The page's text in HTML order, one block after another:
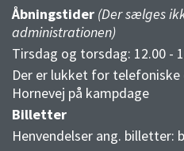
Åbningstider (Der sælges
administrationen)
Tirsdag og torsdag: 12.00 -
Der er lukket for telefoniske
Hornevej på kampdage
Billetter
Henvendelser ang. billetter: